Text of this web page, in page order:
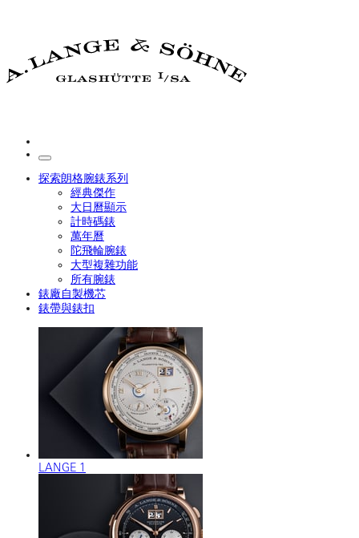
探索朗格腕錶系列
經典傑作
大日曆顯示
計時碼錶
萬年曆
陀飛輪腕錶
大型複雜功能
所有腕錶
錶廠自製機芯
錶帶與錶扣
LANGE 1